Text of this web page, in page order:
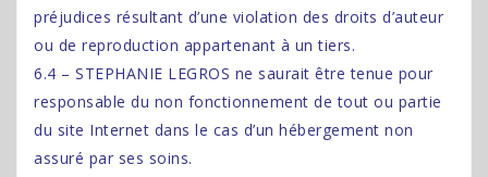
préjudices résultant d’une violation des droits d’auteur
ou de reproduction appartenant à un tiers.
6.4 – STEPHANIE LEGROS ne saurait être tenue pour
responsable du non fonctionnement de tout ou partie
du site Internet dans le cas d’un hébergement non
assuré par ses soins.